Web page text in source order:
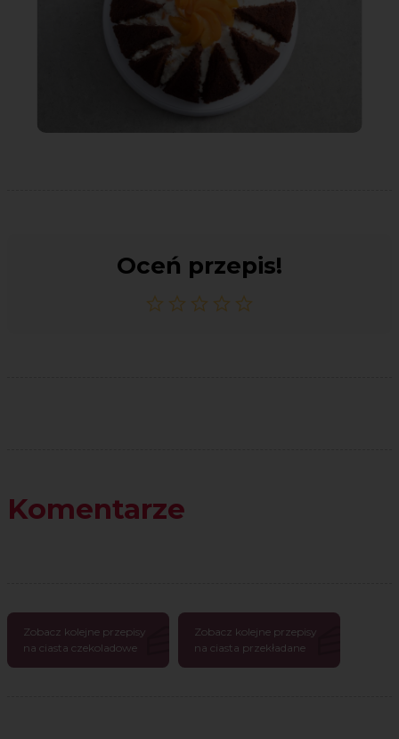
Oceń przepis!
Komentarze
Zobacz kolejne przepisy
na ciasta czekoladowe
Zobacz kolejne przepisy
na ciasta przekładane